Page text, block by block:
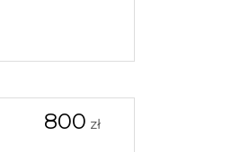
800 zł